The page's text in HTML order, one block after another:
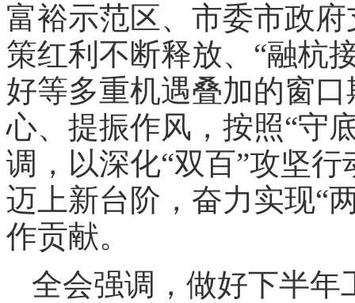
富裕示范区、市委市政
策红利不断释放、“融杭
好等多重机遇叠加的窗
心、提振作风，按照“守
调，以深化“双百”攻坚
迈上新台阶，奋力实现“
作贡献。
全会强调，做好下半年